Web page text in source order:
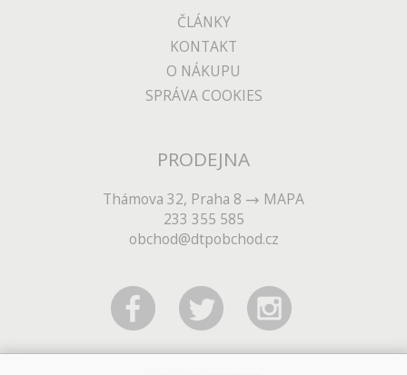
ČLÁNKY
KONTAKT
O NÁKUPU
SPRÁVA COOKIES
PRODEJNA
Thámova 32, Praha 8
MAPA
233 355 585
obchod@dtpobchod.cz